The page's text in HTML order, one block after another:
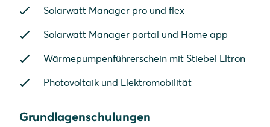
Solarwatt Manager pro und flex
Solarwatt Manager portal und Home app
Wärmepumpenführerschein mit Stiebel Eltron
Photovoltaik und Elektromobilität
Grundlagenschulungen